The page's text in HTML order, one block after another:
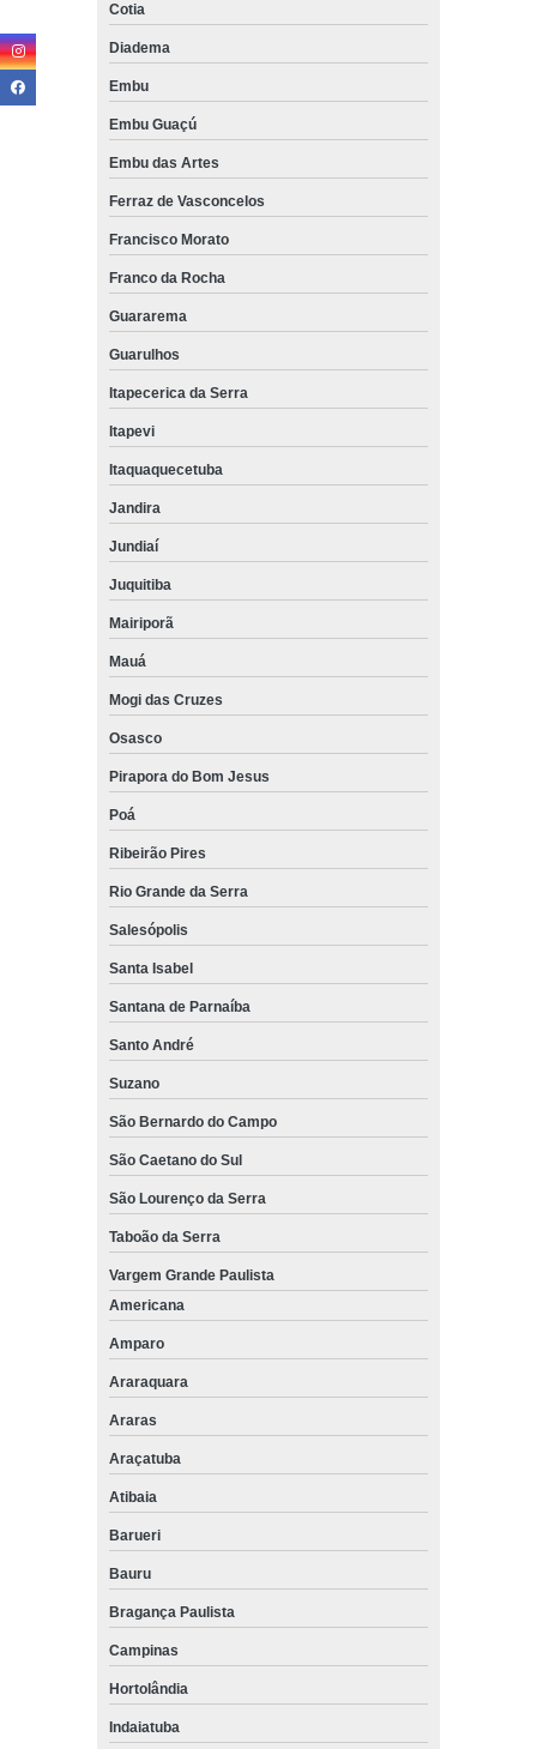
Cotia
Diadema
Embu
Embu Guaçú
Embu das Artes
Ferraz de Vasconcelos
Francisco Morato
Franco da Rocha
Guararema
Guarulhos
Itapecerica da Serra
Itapevi
Itaquaquecetuba
Jandira
Jundiaí
Juquitiba
Mairiporã
Mauá
Mogi das Cruzes
Osasco
Pirapora do Bom Jesus
Poá
Ribeirão Pires
Rio Grande da Serra
Salesópolis
Santa Isabel
Santana de Parnaíba
Santo André
Suzano
São Bernardo do Campo
São Caetano do Sul
São Lourenço da Serra
Taboão da Serra
Vargem Grande Paulista
Americana
Amparo
Araraquara
Araras
Araçatuba
Atibaia
Barueri
Bauru
Bragança Paulista
Campinas
Hortolândia
Indaiatuba